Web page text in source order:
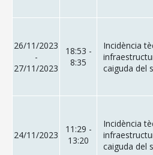
26/11/2023
-
27/11/2023
18:53 -
8:35
Incidència
caiguda del
24/11/2023
11:29 -
13:20
Incidència
caiguda del